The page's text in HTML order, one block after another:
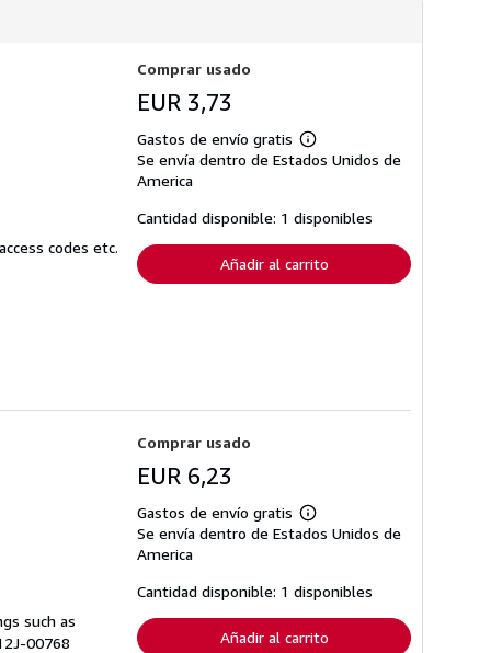
codes etc.
Comprar usado
EUR 3,73
Gastos de envío gratis
Más
información
tarifas
de
envío
Se envía dentro de Estados Unidos de
America
Cantidad disponible: 1 disponibles
Añadir al carrito
such as
00768
Comprar usado
EUR 6,23
Gastos de envío gratis
Más
información
tarifas
de
envío
Se envía dentro de Estados Unidos de
America
Cantidad disponible: 1 disponibles
Añadir al carrito